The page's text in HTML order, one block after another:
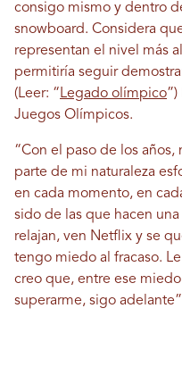
consigo mismo y dentro
snowboard. Considera
representan el nivel más
permitiría seguir
(Leer: “ Legado olímpico”)
Juegos Olímpicos.
“Con el paso de los
parte de mi naturaleza
en cada momento, en
sido de las que hacen
relajan, ven Netflix y se
tengo miedo al fracaso.
creo que, entre ese
superarme, sigo